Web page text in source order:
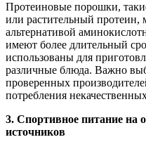
Протеиновые порошки,
или растительный протеин,
альтернативой
имеют более длительный
использованы для
различные блюда. Важно
проверенных
потребления
3. Спортивное питание на
источников